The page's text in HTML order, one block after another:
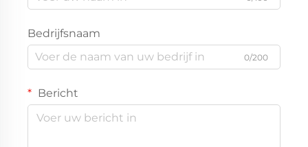
Bedrijfsnaam
0/200
Bericht